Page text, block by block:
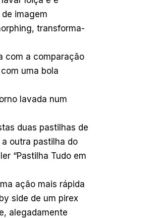
imagem
transforma-
com a comparação
uma bola
lavada num
duas pastilhas de
outra pastilha do
“Pastilha Tudo em
ação mais rápida
side de um pirex
alegadamente